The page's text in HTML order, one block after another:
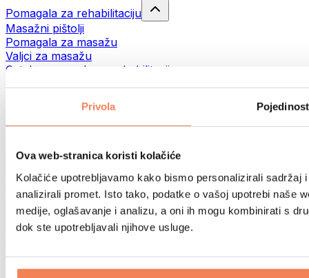
Privola
Ova web-stranica koristi kolačiće
Kolačiće upotrebljavamo kako bismo personalizirali sadržaj
analizirali promet. Isto tako, podatke o vašoj upotrebi naše
medije, oglašavanje i analizu, a oni ih mogu kombinirati s
dok ste upotrebljavali njihove usluge.
Pomagala za rehabilitaciju
Masažni pištolji
Pomagala za masažu
Valjci za masažu
Ostala pomagala za rehabilitaciju
Torbe i ruksaci
Torbe za hranu i dodaci
Oprema prema aktivnosti
Trčanje
Borilački sportovi
Biciklizam
Joga i pilates
Terapija hladnom vodom
Planinarenje